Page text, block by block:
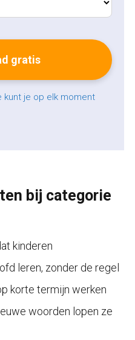
kunt je op elk moment
bij categorie
kinderen
leren, zonder de regel
korte termijn werken
woorden lopen ze